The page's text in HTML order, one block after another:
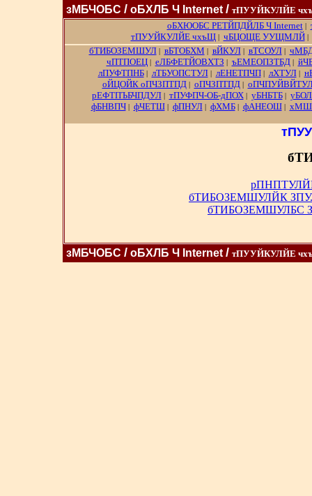
зМБЧОБС / оБХЛБ Ч Internet / тПУУЙКУЛЙЕ
оБХЮОБС РЕТЙПДЙЛБ Ч Internet|
тПУУЙКУЛЙЕ чхъЩ| чБЦОЩЕ УУЩМЛЙ|
бТИБОЗЕМШУЛ| вБТОБХМ | вЙКУЛ| вТСОУЛ|
чПТПОЕЦ| еЛБФЕТЙОВХТЗ | ъЕМЕОПЗТБД|
лПУФТПНБ| лТБУОПСТУЛ| лЕНЕТПЧП| лХТУЛ|
оЙЦОЙК оПЧЗПТПД| оПЧЗПТПД|
рЕФТПЪБЧПДУЛ| тПУФПЧ-ОБ-дПОХ| уБНБТБ|
фБНВПЧ| фЧЕТШ| фПНУЛ| фХМБ| фАНЕОШ|
бТИБОЗЕМШУЛЙК
бТИБОЗЕМШУЛБС
зМБЧОБС / оБХЛБ Ч Internet / тПУУЙКУЛЙЕ